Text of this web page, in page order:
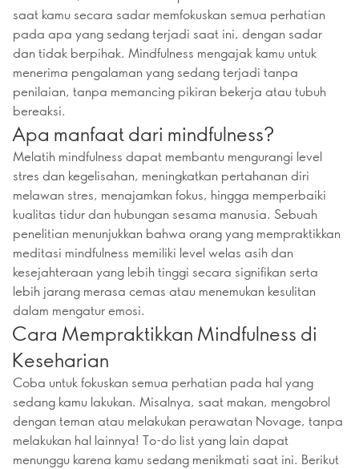
saat kamu secara sadar memfokuskan semua perhatian
pada apa yang sedang terjadi saat ini, dengan sadar
dan tidak berpihak. Mindfulness mengajak kamu untuk
menerima pengalaman yang sedang terjadi tanpa
penilaian, tanpa memancing pikiran bekerja atau tubuh
bereaksi.
Apa manfaat dari mindfulness?
Melatih mindfulness dapat membantu mengurangi level
stres dan kegelisahan, meningkatkan pertahanan diri
melawan stres, menajamkan fokus, hingga memperbaiki
kualitas tidur dan hubungan sesama manusia. Sebuah
penelitian menunjukkan bahwa orang yang mempraktikkan
meditasi mindfulness memiliki level welas asih dan
kesejahteraan yang lebih tinggi secara signifikan serta
lebih jarang merasa cemas atau menemukan kesulitan
dalam mengatur emosi.
Cara Mempraktikkan Mindfulness di
Keseharian
Coba untuk fokuskan semua perhatian pada hal yang
sedang kamu lakukan. Misalnya, saat makan, mengobrol
dengan teman atau melakukan perawatan Novage, tanpa
melakukan hal lainnya! To-do list yang lain dapat
menunggu karena kamu sedang menikmati saat ini. Berikut